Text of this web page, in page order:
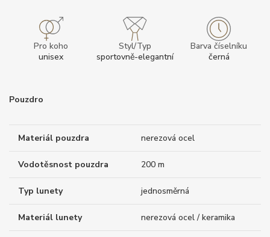
Pro koho
unisex
Styl/Typ
sportovně-elegantní
Barva číselníku
černá
Pouzdro
Materiál pouzdra nerezová ocel
Vodotěsnost pouzdra 200 m
Typ lunety jednosměrná
Materiál lunety nerezová ocel / keramika